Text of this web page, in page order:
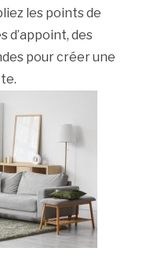
les points de
d’appoint, des
pour créer une